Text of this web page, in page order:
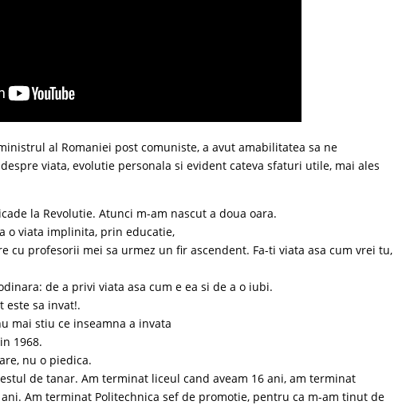
al Romaniei post comuniste, a avut amabilitatea sa ne
viata, evolutie personala si evident cateva sfaturi utile, mai ales
la Revolutie. Atunci m-am nascut a doua oara.
o viata implinita, prin educatie,
cu profesorii mei sa urmez un fir ascendent. Fa-ti viata asa cum vrei tu,
de a privi viata asa cum e ea si de a o iubi.
este sa invat!.
mai stiu ce inseamna a invata
1968.
nu o piedica.
de tanar. Am terminat liceul cand aveam 16 ani, am terminat
Am terminat Politechnica sef de promotie, pentru ca m-am tinut de